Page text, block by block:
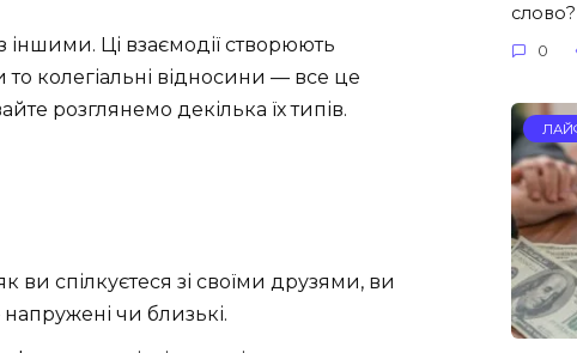
іншими. Ці взаємодії створюють
колегіальні відносини — все це
розглянемо декілька їх типів.
ви спілкуєтеся зі своїми друзями, ви
чи близькі.
слово?
0